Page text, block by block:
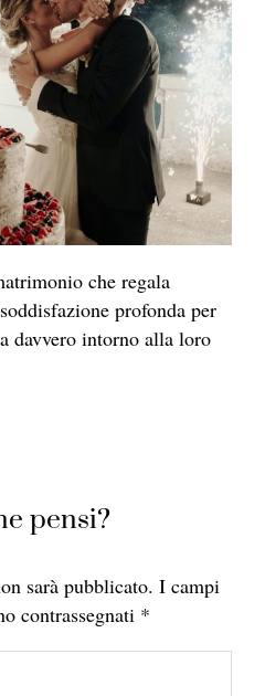
che regala
profonda per
davvero intorno alla loro
pensi?
sarà pubblicato. I campi
contrassegnati *